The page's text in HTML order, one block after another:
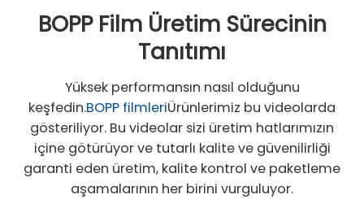
BOPP Film Üretim Sürecinin
Tanıtımı
Yüksek performansın nasıl olduğunu
keşfedin.BOPP filmleriÜrünlerimiz bu videolarda
gösteriliyor. Bu videolar sizi üretim hatlarımızın
içine götürüyor ve tutarlı kalite ve güvenilirliği
garanti eden üretim, kalite kontrol ve paketleme
aşamalarının her birini vurguluyor.